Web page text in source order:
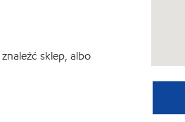
sklep, albo